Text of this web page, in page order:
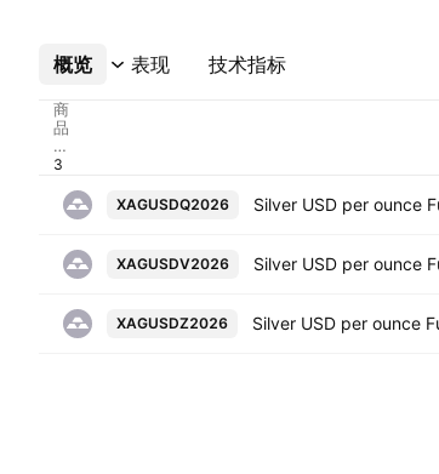
概览 表现 技术指标
更多
商
品
代
码
XAGUSDQ2026
XAGUSDV2026 Silver USD per ounce
XAGUSDZ2026